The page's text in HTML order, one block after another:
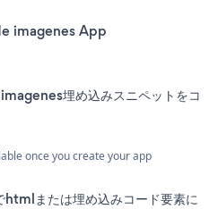
imagenes App
埋め込みスニペットをコ
once you create your app
または埋め込みコード要素に